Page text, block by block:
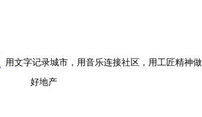
用文字记录城市，用音乐连接社区，用工匠精神做
好地产